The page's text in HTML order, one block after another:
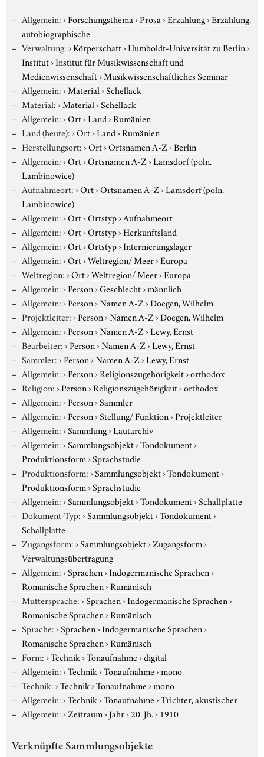
Allgemein:›Forschungsthema›Prosa›Erzählung›Erzählung,
autobiographische
Verwaltung:›Körperschaft›Humboldt-Universität zu Berlin›
Institut›Institut für Musikwissenschaft und
Medienwissenschaft›Musikwissenschaftliches Seminar
Allgemein:›Material›Schellack
Material:›Material›Schellack
Allgemein:›Ort›Land›Rumänien
Land (heute):›Ort›Land›Rumänien
Herstellungsort:›Ort›Ortsnamen A-Z›Berlin
Allgemein:›Ort›Ortsnamen A-Z›Lamsdorf (poln.
Lambinowice)
Aufnahmeort:›Ort›Ortsnamen A-Z›Lamsdorf (poln.
Lambinowice)
Allgemein:›Ort›Ortstyp›Aufnahmeort
Allgemein:›Ort›Ortstyp›Herkunftsland
Allgemein:›Ort›Ortstyp›Internierungslager
Allgemein:›Ort›Weltregion/ Meer›Europa
Weltregion:›Ort›Weltregion/ Meer›Europa
Allgemein:›Person›Geschlecht›männlich
Allgemein:›Person›Namen A-Z›Doegen, Wilhelm
Projektleiter:›Person›Namen A-Z›Doegen, Wilhelm
Allgemein:›Person›Namen A-Z›Lewy, Ernst
Bearbeiter:›Person›Namen A-Z›Lewy, Ernst
Sammler:›Person›Namen A-Z›Lewy, Ernst
Allgemein:›Person›Religionszugehörigkeit›orthodox
Religion:›Person›Religionszugehörigkeit›orthodox
Allgemein:›Person›Sammler
Allgemein:›Person›Stellung/ Funktion›Projektleiter
Allgemein:›Sammlung›Lautarchiv
Allgemein:›Sammlungsobjekt›Tondokument›
Produktionsform›Sprachstudie
Produktionsform:›Sammlungsobjekt›Tondokument›
Produktionsform›Sprachstudie
Allgemein:›Sammlungsobjekt›Tondokument›Schallplatte
Dokument-Typ:›Sammlungsobjekt›Tondokument›
Schallplatte
Zugangsform:›Sammlungsobjekt›Zugangsform›
Verwaltungsübertragung
Allgemein:›Sprachen›Indogermanische Sprachen›
Romanische Sprachen›Rumänisch
Muttersprache:›Sprachen›Indogermanische Sprachen›
Romanische Sprachen›Rumänisch
Sprache:›Sprachen›Indogermanische Sprachen›
Romanische Sprachen›Rumänisch
Form:›Technik›Tonaufnahme›digital
Allgemein:›Technik›Tonaufnahme›mono
Technik:›Technik›Tonaufnahme›mono
Allgemein:›Technik›Tonaufnahme›Trichter, akustischer
Allgemein:›Zeitraum›Jahr›20. Jh.› 1910
Verknüpfte Sammlungsobjekte